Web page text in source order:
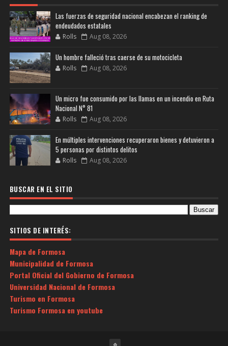
Las fuerzas de seguridad nacional encabezan el ranking de
endeudados estatales
Rolls Aug 08, 2026
Un hombre falleció tras caerse de su motocicleta
Rolls Aug 08, 2026
Un micro fue consumido por las llamas en un incendio en Ruta
Nacional N° 81
Rolls Aug 08, 2026
En múltiples intervenciones recuperaron bienes y detuvieron a
5 personas por distintos delitos
Rolls Aug 08, 2026
BUSCAR EN EL SITIO
SITIOS DE INTERÉS:
Mapa de Formosa
Municipalidad de Formosa
Portal Oficial del Gobierno de Formosa
Universidad Nacional de Formosa
Turismo en Formosa
Turismo Formosa en youtube